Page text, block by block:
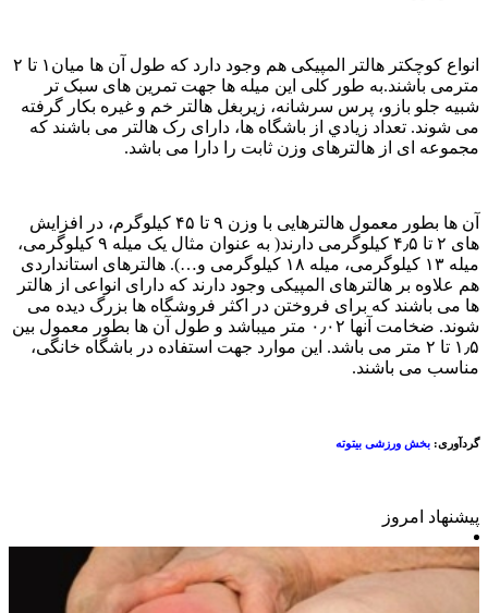
انواع کوچکتر هالتر المپیکی هم وجود دارد که طول آن ها میان۱ تا ۲
باشند.به طور کلی این میله ها جهت تمرین های سبک تر
جلو بازو، پرس سرشانه، زیربغل هالتر خم و غیره بکار گرفته
شوند. تعداد زيادي از باشگاه ها، دارای رک هالتر می باشند که
ای از هالترهای وزن ثابت را دارا می باشد.
آن ها بطور معمول هالترهایی با وزن ۹ تا ۴۵ کیلوگرم، در افزایش
های ۲ تا ۴٫۵ کیلوگرمی دارند( به عنوان مثال یک میله ۹ کیلوگرمی،
میله ۱۳ کیلوگرمی، میله ۱۸ کیلوگرمی و…). هالترهای استانداردی
علاوه بر هالترهای المپیکی وجود دارند که دارای انواعی از هالتر
می باشند که برای فروختن در اکثر فروشگاه ها بزرگ دیده می
شوند. ضخامت آنها ۰٫۰۲ متر میباشد و طول آن ها بطور معمول بین
۱٫۵ تا ۲ متر می باشد. این موارد جهت استفاده در باشگاه خانگی،
می باشند.
بخش ورزشی بیتوته
امروز